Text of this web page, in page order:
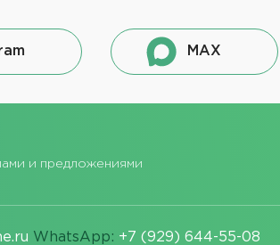
MAX
и предложениями
WhatsApp: +7 (929) 644-55-08